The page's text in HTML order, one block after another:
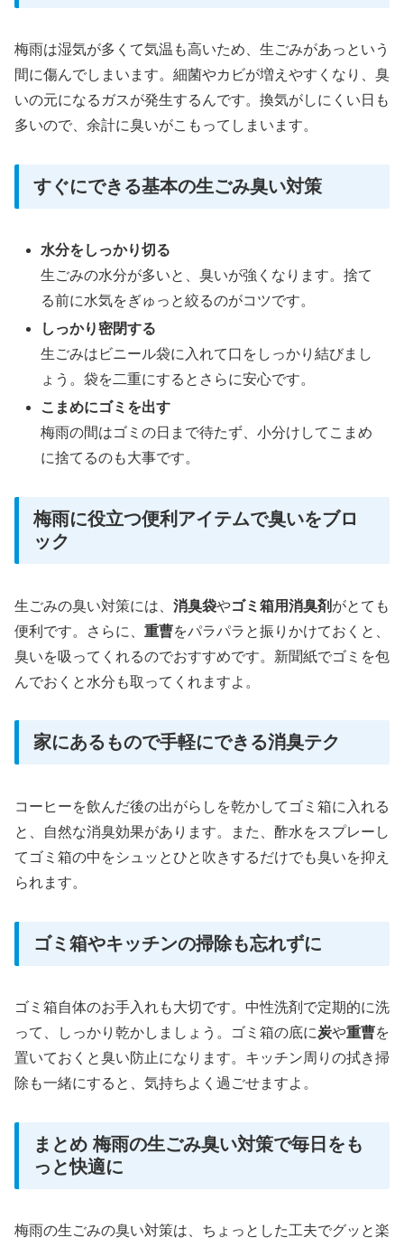
梅雨は湿気が多くて気温も高いため、生ごみがあっという
間に傷んでしまいます。細菌やカビが増えやすくなり、臭
いの元になるガスが発生するんです。換気がしにくい日も
多いので、余計に臭いがこもってしまいます。
すぐにできる基本の生ごみ臭い対策
水分をしっかり切る
生ごみの水分が多いと、臭いが強くなります。捨て
る前に水気をぎゅっと絞るのがコツです。
しっかり密閉する
生ごみはビニール袋に入れて口をしっかり結びまし
ょう。袋を二重にするとさらに安心です。
こまめにゴミを出す
梅雨の間はゴミの日まで待たず、小分けしてこまめ
に捨てるのも大事です。
梅雨に役立つ便利アイテムで臭いをブロ
ック
生ごみの臭い対策には、 消臭袋やゴミ箱用消臭剤 がとても
便利です。さらに、 重曹をパラパラと振りかけておくと、
臭いを吸ってくれるのでおすすめです。新聞紙でゴミを包
んでおくと水分も取ってくれますよ。
家にあるもので手軽にできる消臭テク
コーヒーを飲んだ後の出がらしを乾かしてゴミ箱に入れる
と、自然な消臭効果があります。また、酢水をスプレーし
てゴミ箱の中をシュッとひと吹きするだけでも臭いを抑え
られます。
ゴミ箱やキッチンの掃除も忘れずに
ゴミ箱自体のお手入れも大切です。中性洗剤で定期的に洗
って、しっかり乾かしましょう。ゴミ箱の底に炭や重曹を
置いておくと臭い防止になります。キッチン周りの拭き掃
除も一緒にすると、気持ちよく過ごせますよ。
まとめ 梅雨の生ごみ臭い対策で毎日をも
っと快適に
梅雨の生ごみの臭い対策は、ちょっとした工夫でグッと楽